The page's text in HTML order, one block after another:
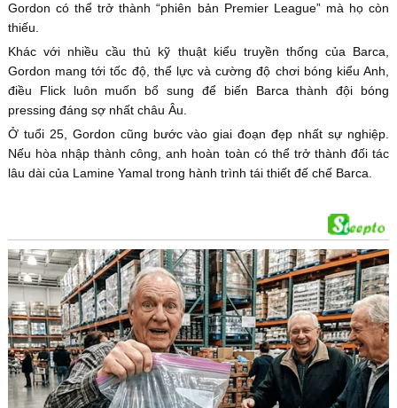
Gordon có thể trở thành “phiên bản Premier League” mà họ còn
thiếu.
Khác với nhiều cầu thủ kỹ thuật kiểu truyền thống của Barca,
Gordon mang tới tốc độ, thể lực và cường độ chơi bóng kiểu Anh,
điều Flick luôn muốn bổ sung để biến Barca thành đội bóng
pressing đáng sợ nhất châu Âu.
Ở tuổi 25, Gordon cũng bước vào giai đoạn đẹp nhất sự nghiệp.
Nếu hòa nhập thành công, anh hoàn toàn có thể trở thành đối tác
lâu dài của Lamine Yamal trong hành trình tái thiết đế chế Barca.